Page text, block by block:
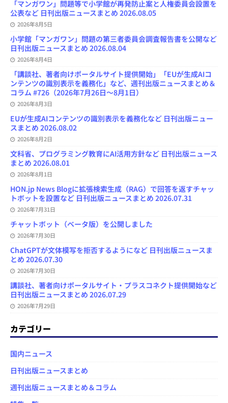
n
n
「マンガワン」問題等で小学館が再発防止案と人権委員会設置を
公表など 日刊出版ニュースまとめ 2026.08.05
2026年8月5日
小学館「マンガワン」問題の第三者委員会調査報告書を公開など
日刊出版ニュースまとめ 2026.08.04
2026年8月4日
「講談社、著者向けポータルサイト提供開始」「EUが生成AIコ
ンテンツの識別表示を義務化」など、週刊出版ニュースまとめ＆
コラム #726（2026年7月26日～8月1日）
2026年8月3日
EUが生成AIコンテンツの識別表示を義務化など 日刊出版ニュー
スまとめ 2026.08.02
2026年8月2日
文科省、プログラミング教育にAI活用方針など 日刊出版ニュース
まとめ 2026.08.01
2026年8月1日
HON.jp News Blogに拡張検索生成（RAG）で回答を返すチャッ
トボットを設置など 日刊出版ニュースまとめ 2026.07.31
2026年7月31日
チャットボット（ベータ版）を公開しました
2026年7月30日
ChatGPTが文体模写を拒否するようになど 日刊出版ニュースま
とめ 2026.07.30
2026年7月30日
講談社、著者向けポータルサイト・プラスコネクト提供開始など
日刊出版ニュースまとめ 2026.07.29
2026年7月29日
カテゴリー
国内ニュース
日刊出版ニュースまとめ
週刊出版ニュースまとめ＆コラム